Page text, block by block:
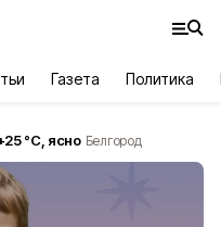
Газета Политика
25°С, ясно Белгород